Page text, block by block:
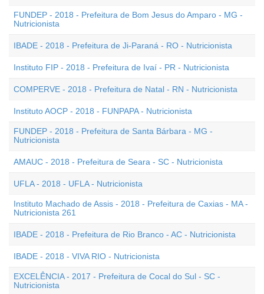
FUNDEP - 2018 - Prefeitura de Bom Jesus do Amparo - MG -
Nutricionista
IBADE - 2018 - Prefeitura de Ji-Paraná - RO - Nutricionista
Instituto FIP - 2018 - Prefeitura de Ivaí - PR - Nutricionista
COMPERVE - 2018 - Prefeitura de Natal - RN - Nutricionista
Instituto AOCP - 2018 - FUNPAPA - Nutricionista
FUNDEP - 2018 - Prefeitura de Santa Bárbara - MG -
Nutricionista
AMAUC - 2018 - Prefeitura de Seara - SC - Nutricionista
UFLA - 2018 - UFLA - Nutricionista
Instituto Machado de Assis - 2018 - Prefeitura de Caxias - MA -
Nutricionista 261
IBADE - 2018 - Prefeitura de Rio Branco - AC - Nutricionista
IBADE - 2018 - VIVA RIO - Nutricionista
EXCELÊNCIA - 2017 - Prefeitura de Cocal do Sul - SC -
Nutricionista